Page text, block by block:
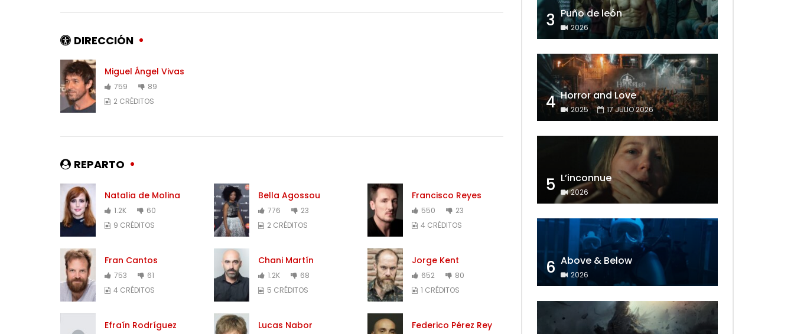
DIRECCIÓN
Miguel Ángel Vivas
759
89
2 CRÉDITOS
REPARTO
Natalia de Molina
1.2K
60
9 CRÉDITOS
Bella Agossou
776
23
2 CRÉDITOS
Francisco Reyes
550
23
4 CRÉDITOS
Fran Cantos
753
61
4 CRÉDITOS
Chani Martín
1.2K
68
5 CRÉDITOS
Jorge Kent
652
80
1 CRÉDITOS
Efraín Rodríguez Lucas Nabor Federico Pérez Rey
3 Puño de león
2026
4 Horror and Love
2025 17 JULIO 2026
5 L’inconnue
2026
6 Above & Below
2026